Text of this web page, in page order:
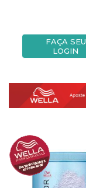
FAÇA SEU
LOGIN